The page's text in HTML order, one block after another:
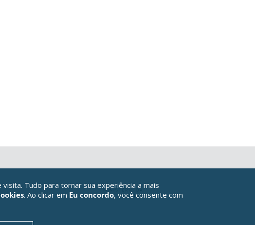
Tudo para tornar sua experiência a mais
. Ao clicar em Eu concordo, você consente com